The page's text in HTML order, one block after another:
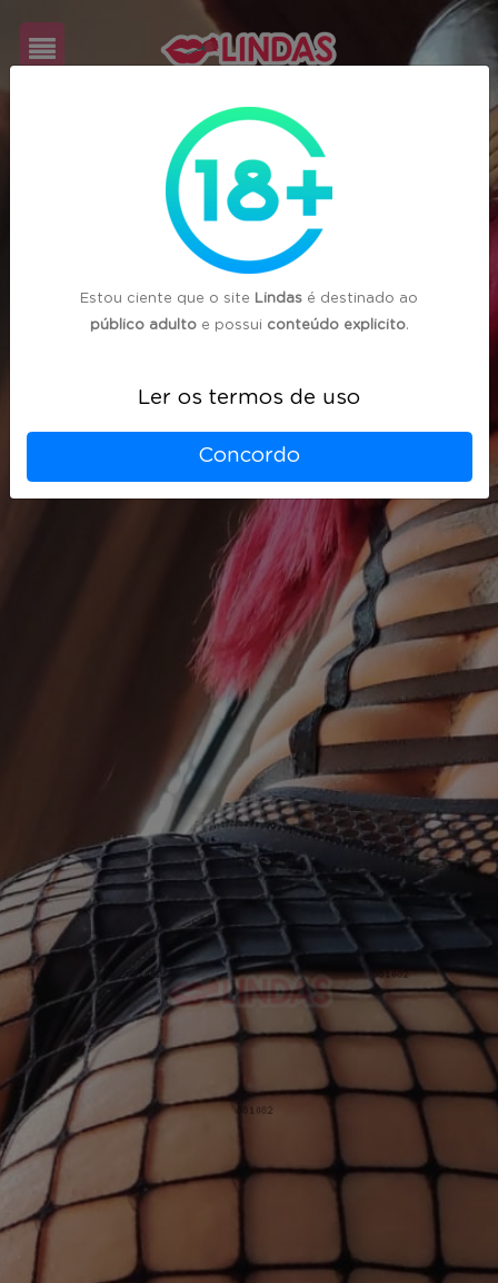
Estou ciente que o site Lindas é destinado ao
público adultoe possui conteúdo explicito.
Ler os termos de uso
Concordo